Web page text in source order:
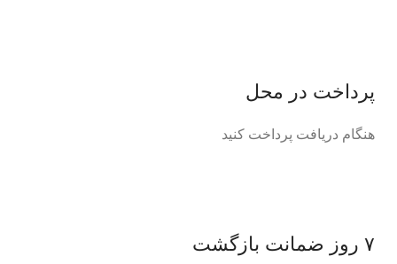
پرداخت در محل
هنگام دریافت پرداخت کنید
۷ روز ضمانت بازگشت